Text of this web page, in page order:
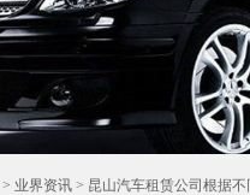
> 业界资讯 > 昆山汽车租赁公司根据